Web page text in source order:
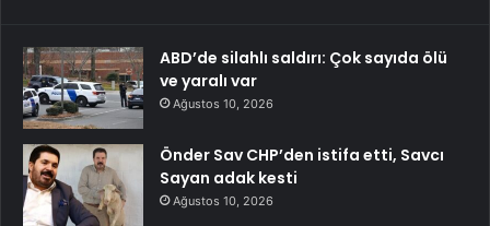
ABD’de silahlı saldırı: Çok sayıda ölü
ve yaralı var
Ağustos 10, 2026
Önder Sav CHP’den istifa etti, Savcı
Sayan adak kesti
Ağustos 10, 2026